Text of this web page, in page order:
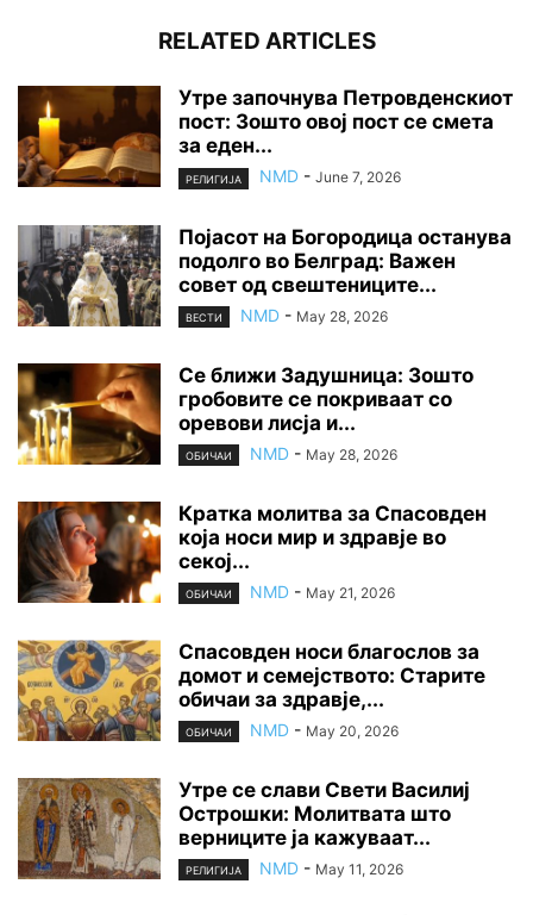
RELATED ARTICLES
Утре започнува Петровденскиот
пост: Зошто овој пост се смета
за еден...
РЕЛИГИЈА NMD - June 7, 2026
Појасот на Богородица останува
подолго во Белград: Важен
совет од свештениците...
ВЕСТИ NMD - May 28, 2026
Се ближи Задушница: Зошто
гробовите се покриваат со
оревови лисја и...
ОБИЧАИ NMD - May 28, 2026
Кратка молитва за Спасовден
која носи мир и здравје во
секој...
ОБИЧАИ NMD - May 21, 2026
Спасовден носи благослов за
домот и семејството: Старите
обичаи за здравје,...
ОБИЧАИ NMD - May 20, 2026
Утре се слави Свети Василиј
Острошки: Молитвата што
верниците ја кажуваат...
РЕЛИГИЈА NMD - May 11, 2026